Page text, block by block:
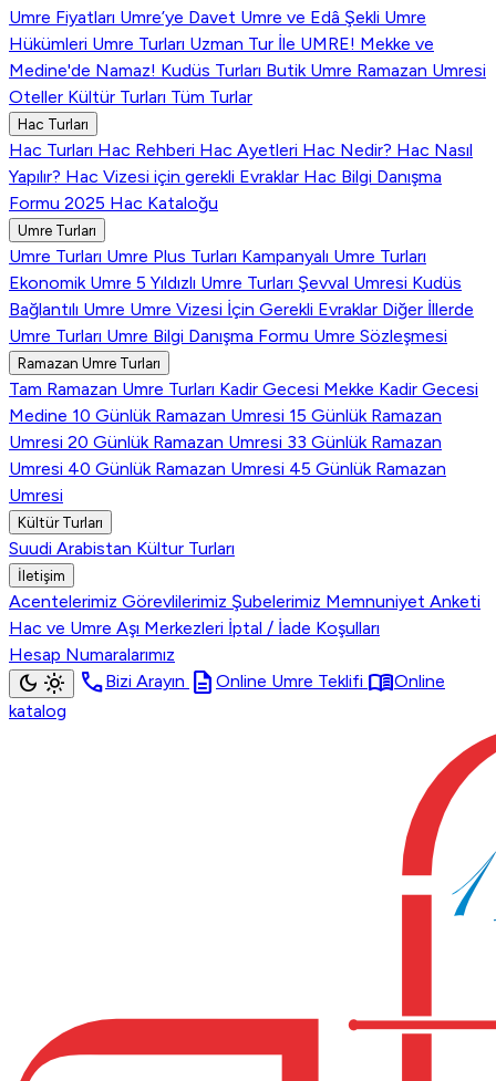
Umre Fiyatları Umre’ye Davet Umre ve Edâ Şekli Umre
Hükümleri Umre Turları Uzman Tur İle UMRE! Mekke ve
Medine'de Namaz! Kudüs Turları Butik Umre Ramazan Umresi
Oteller Kültür Turları Tüm Turlar
Hac Turları
Hac Turları Hac Rehberi Hac Ayetleri Hac Nedir? Hac Nasıl
Yapılır? Hac Vizesi için gerekli Evraklar Hac Bilgi Danışma
Formu 2025 Hac Kataloğu
Umre Turları
Umre Turları Umre Plus Turları Kampanyalı Umre Turları
Ekonomik Umre 5 Yıldızlı Umre Turları Şevval Umresi Kudüs
Bağlantılı Umre Umre Vizesi İçin Gerekli Evraklar Diğer İllerde
Umre Turları Umre Bilgi Danışma Formu Umre Sözleşmesi
Ramazan Umre Turları
Tam Ramazan Umre Turları Kadir Gecesi Mekke Kadir Gecesi
Medine 10 Günlük Ramazan Umresi 15 Günlük Ramazan
Umresi 20 Günlük Ramazan Umresi 33 Günlük Ramazan
Umresi 40 Günlük Ramazan Umresi 45 Günlük Ramazan
Umresi
Kültür Turları
Suudi Arabistan Kültur Turları
İletişim
Acentelerimiz Görevlilerimiz Şubelerimiz Memnuniyet Anketi
Hac ve Umre Aşı Merkezleri İptal / İade Koşulları
Hesap Numaralarımız
dark_mode light_mode callBizi Arayın description Online Umre Teklifi menu_bookOnline
katalog